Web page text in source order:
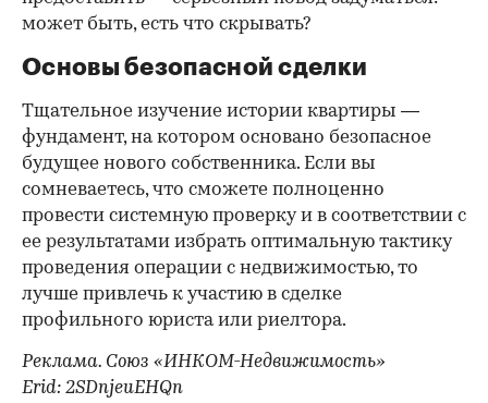
может быть, есть что скрывать?
Основы безопасной сделки
Тщательное изучение истории квартиры —
фундамент, на котором основано безопасное
будущее нового собственника. Если вы
сомневаетесь, что сможете полноценно
провести системную проверку и в соответствии с
ее результатами избрать оптимальную тактику
проведения операции с недвижимостью, то
лучше привлечь к участию в сделке
профильного юриста или риелтора.
Реклама. Союз «ИНКОМ-Недвижимость»
Erid: 2SDnjeuEHQn